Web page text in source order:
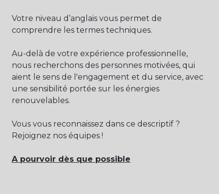
Votre niveau d’anglais vous permet de
comprendre les termes techniques.
Au-delà de votre expérience professionnelle,
nous recherchons des personnes motivées, qui
aient le sens de l'engagement et du service, avec
une sensibilité portée sur les énergies
renouvelables.
Vous vous reconnaissez dans ce descriptif ?
Rejoignez nos équipes !
A pourvoir dès que possible